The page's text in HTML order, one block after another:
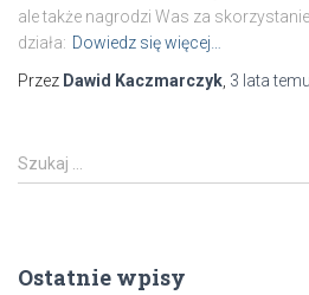
ale także nagrodzi Was za
działa: Dowiedz się więcej…
Przez Dawid Kaczmarczyk 3 latatemu
S
z
j
Szukaj …
Ostatnie wpisy